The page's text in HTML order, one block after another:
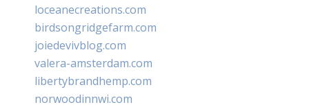
loceanecreations.com
birdsongridgefarm.com
joiedevivblog.com
valera-amsterdam.com
libertybrandhemp.com
norwoodinnwi.com